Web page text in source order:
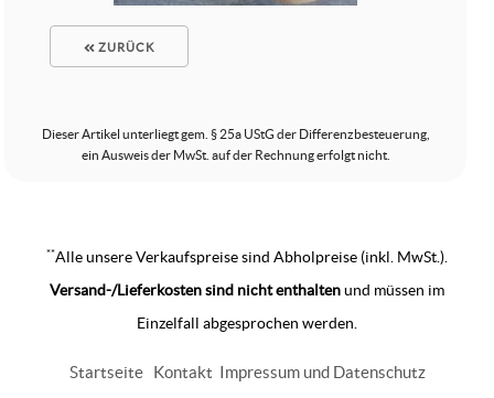
ZURÜCK
Dieser Artikel unterliegt gem. § 25a UStG der Differenzbesteuerung,
ein Ausweis der MwSt. auf der Rechnung erfolgt nicht.
**Alle unsere Verkaufspreise sind Abholpreise (inkl. MwSt.).
Versand-/Lieferkosten sind nicht enthalten und müssen im
Einzelfall abgesprochen werden.
Startseite Kontakt Impressum und Datenschutz